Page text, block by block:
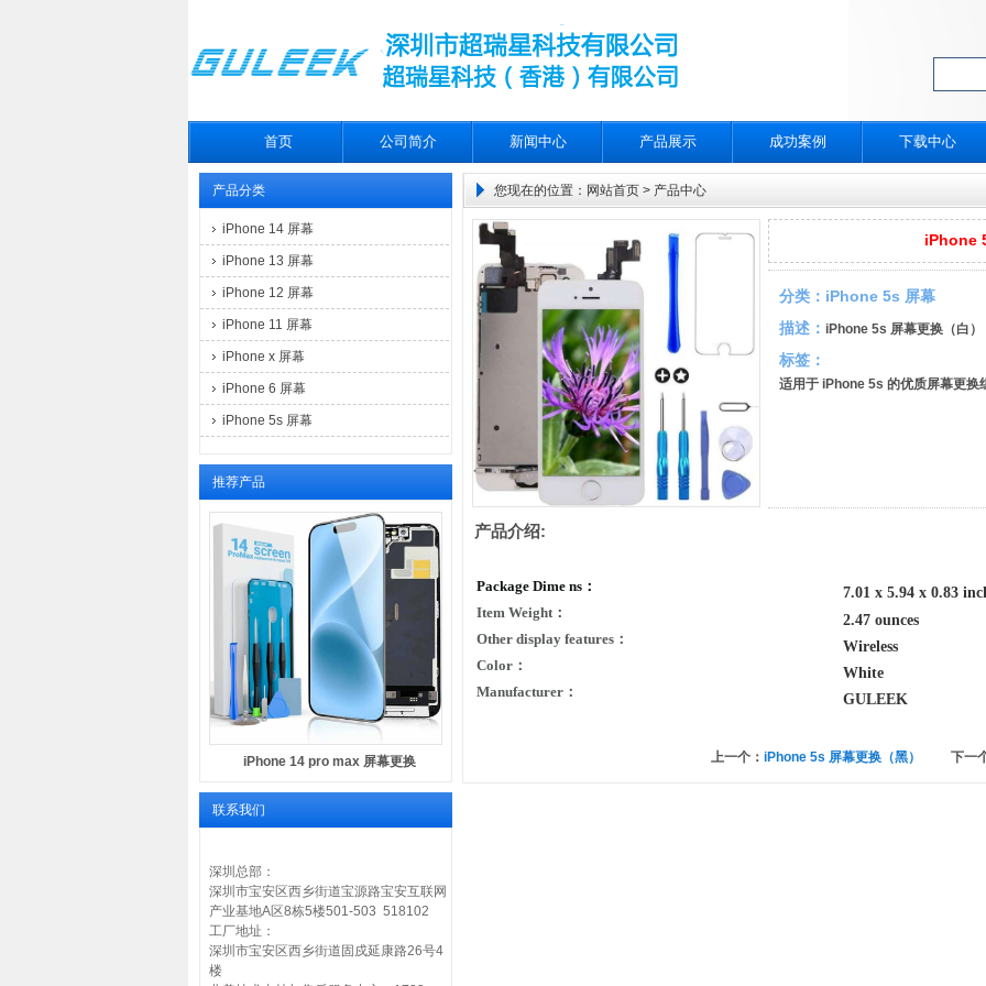
首页 公司简介 新闻中心 产品展示 成功案例 下载中心
产品分类
iPhone 14 屏幕
iPhone 13 屏幕
iPhone 12 屏幕
iPhone 11 屏幕
iPhone x 屏幕
iPhone 6 屏幕
iPhone 5s 屏幕
推荐产品
iPhone 14 pro max 屏幕更换
联系我们
深圳总部：
深圳市宝安区西乡街道宝源路宝安互联网
产业基地A区8栋5楼501-503 518102
工厂地址：
深圳市宝安区西乡街道固戍延康路26号4
楼
您现在的位置： 网站首页 > 产品中心
iPhone
分类： iPhone 5s 屏幕
描述： iPhone 5s 屏幕更换（白）
标签：
适用于 iPhone 5s 的优质屏幕更换
产品介绍:
Package Dime ns：
Item Weight：
Other display features：
Color：
Manufacturer：
7.01 x 5.94 x 0.83
2.47 ounces
Wireless
White
GULEEK
上一个： iPhone 5s 屏幕更换（黑） 下一